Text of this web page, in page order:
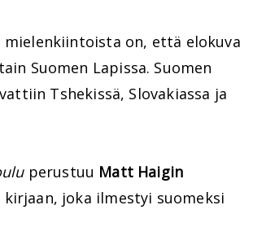
on, että elokuva
Suomen Lapissa. Suomen
Tshekissä, Slovakiassa ja
perustuu Matt Haigin
kirjaan, joka ilmestyi suomeksi